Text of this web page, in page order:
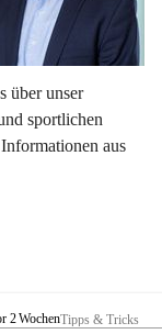
über unser
sportlichen
aus
2 WochenTipps & Tricks